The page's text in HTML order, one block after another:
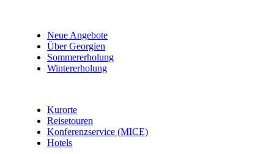
Neue Angebote
Über Georgien
Sommererholung
Wintererholung
Kurorte
Reisetouren
Konferenzservice (MICE)
Hotels